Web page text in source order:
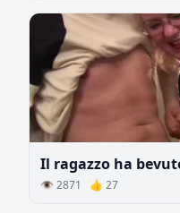
👁 2871 👍 27